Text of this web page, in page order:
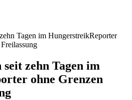
Tagen im HungerstreikReporter
zehn Tagen im
ohne Grenzen